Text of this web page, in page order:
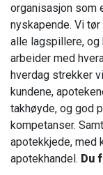
organisasjon som
nyskapende. Vi
alle lagspillere, og
arbeider med
hverdag strekker
kundene,
takhøyde, og god
kompetanser.
apotekkjede, med
apotekhandel. Du